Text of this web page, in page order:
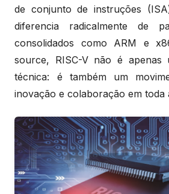
de conjunto de instruções
diferencia radicalmente de
consolidados como ARM e
source, RISC-V não é apenas
técnica: é também um
inovação e colaboração em toda